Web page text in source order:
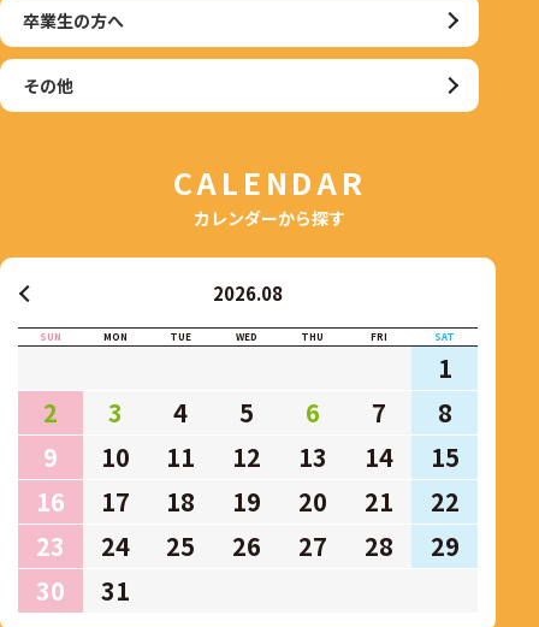
卒業生の方へ
その他
CALENDAR
カレンダーから探す
2026.08
SUN MON TUE WED THU FRI SAT
1
2
3 4 5 6 7
8
9
10 11 12 13 14
15
16
17 18 19 20 21
22
23
24 25 26 27 28
29
30
31